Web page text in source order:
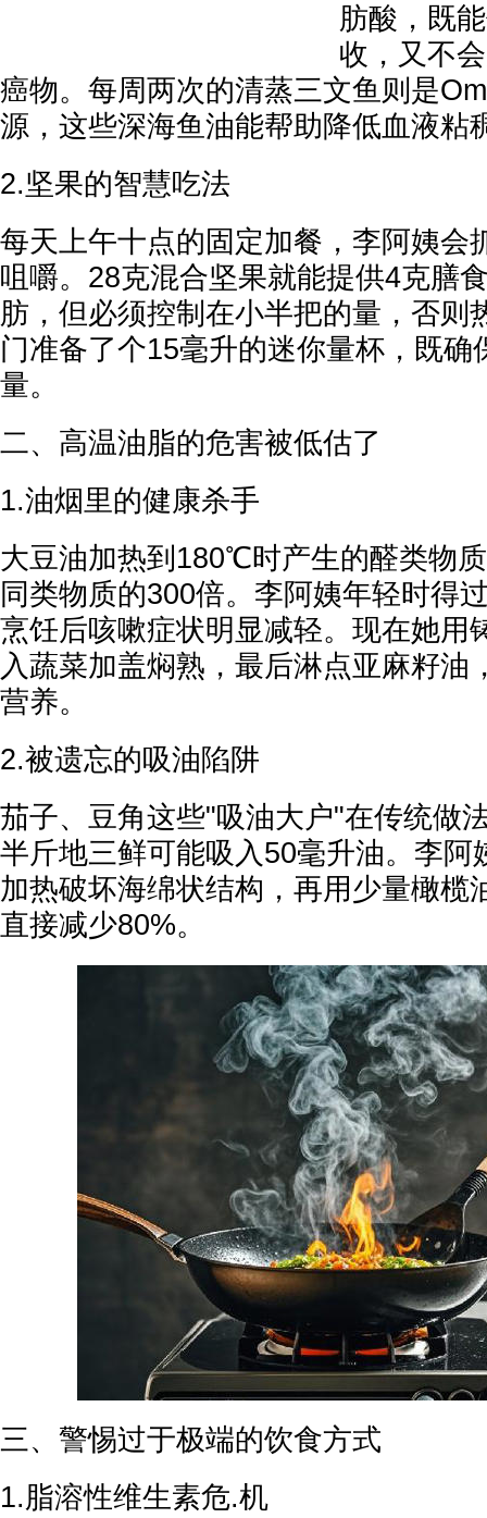
肪酸，既
收，又不
癌物。每周两次的清蒸三文鱼则是
源，这些深海鱼油能帮助降低血液粘
2.坚果的智慧吃法
每天上午十点的固定加餐，李阿姨会
咀嚼。28克混合坚果就能提供4克膳
肪，但必须控制在小半把的量，否则
门准备了个15毫升的迷你量杯，既确
量。
二、高温油脂的危害被低估了
1.油烟里的健康杀手
大豆油加热到180℃时产生的醛类物
同类物质的300倍。李阿姨年轻时得
烹饪后咳嗽症状明显减轻。现在她用
入蔬菜加盖焖熟，最后淋点亚麻籽油
营养。
2.被遗忘的吸油陷阱
茄子、豆角这些"吸油大户"在传统做
半斤地三鲜可能吸入50毫升油。李阿
加热破坏海绵状结构，再用少量橄榄
直接减少80%。
三、警惕过于极端的饮食方式
1.脂溶性维生素危.机